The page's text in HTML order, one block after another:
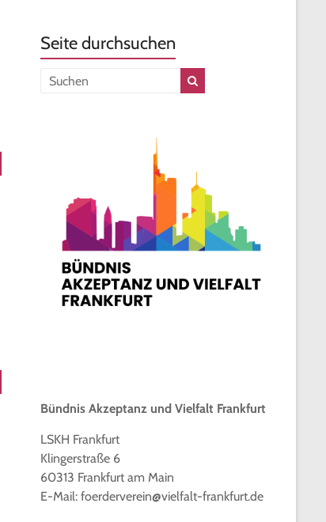
Seite durchsuchen
Bündnis Akzeptanz und Vielfalt Frankfurt
LSKH Frankfurt
Klingerstraße 6
60313 Frankfurt am Main
E-Mail: foerderverein@vielfalt-frankfurt.de